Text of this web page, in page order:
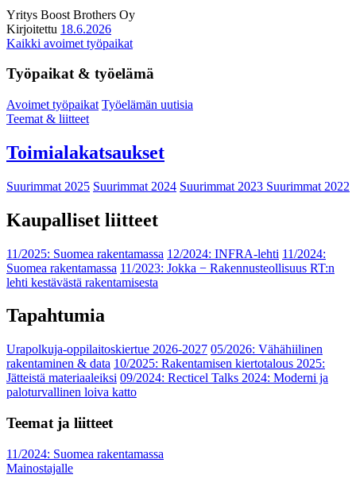
Yritys Boost Brothers Oy
Kirjoitettu 18.6.2026
Kaikki avoimet työpaikat
Työpaikat & työelämä
Avoimet työpaikat Työelämän uutisia
Teemat & liitteet
Toimialakatsaukset
Suurimmat 2025 Suurimmat 2024 Suurimmat 2023 Suurimmat 2022
Kaupalliset liitteet
11/2025: Suomea rakentamassa 12/2024: INFRA-lehti 11/2024:
Suomea rakentamassa 11/2023: Jokka − Rakennusteollisuus RT:n
lehti kestävästä rakentamisesta
Tapahtumia
Urapolkuja-oppilaitoskiertue 2026-2027 05/2026: Vähähiilinen
rakentaminen & data 10/2025: Rakentamisen kiertotalous 2025:
Jätteistä materiaaleiksi 09/2024: Recticel Talks 2024: Moderni ja
paloturvallinen loiva katto
Teemat ja liitteet
11/2024: Suomea rakentamassa
Mainostajalle